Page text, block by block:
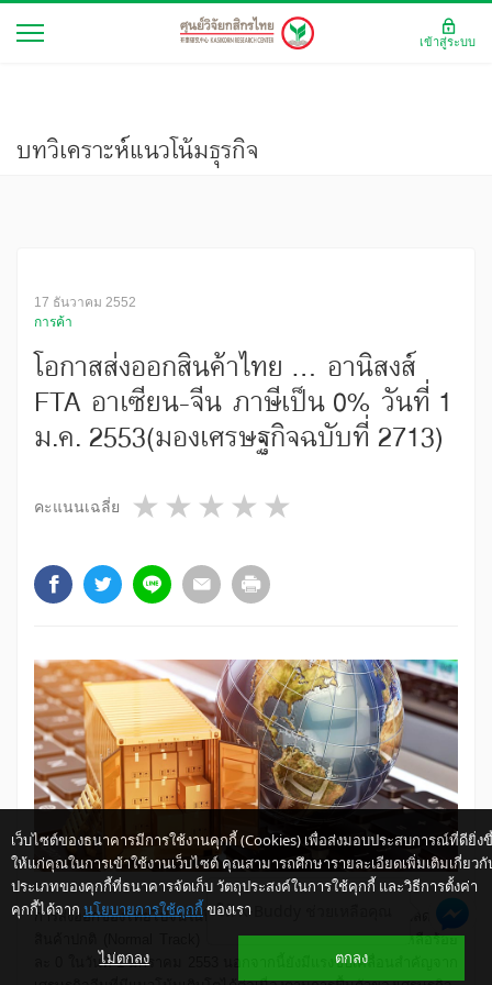
บทวิเคราะห์แนวโน้มธุรกิจ
17 ธันวาคม 2552
การค้า
โอกาสส่งออกสินค้าไทย ... อานิสงส์
FTA อาเซียน-จีน ภาษีเป็น 0% วันที่ 1
ม.ค. 2553(มองเศรษฐกิจฉบับที่ 2713)
คะแนนเฉลี่ย 4 stars
3 stars
2 stars
1 star
การส่งออกของไทยไปจีนในปี 2553 ได้อานิสงส์จากการปรับลดภาษี
ภายใต้กรอบ FTA อาเซียน-จีน เหลือร้อย
ละ 0 ในวันที่ 1 มกราคม 2553 นอกจากนี้ยังมีแรงขับเคลื่อนสำคัญจาก
เว็บไซต์ของธนาคารมีการใช้งานคุกกี้ (Cookies) เพื่อส่งมอบประสบการณ์ที่ดียิ่ง
ให้แก่คุณในการเข้าใช้งานเว็บไซต์ คุณสามารถศึกษารายละเอียดเพิ่มเติมเกี่ยวกั
ประเภทของคุกกี้ที่ธนาคารจัดเก็บ วัตถุประสงค์ในการใช้คุกกี้ และวิธีการตั้งค่า
คุกกี้ได้จาก นโยบายการใช้คุกกี้ ของเรา
ไม่ตกลง ตกลง
เข้าสู่ระบบ
ให้ K-Buddy ช่วยเหลือคุณ